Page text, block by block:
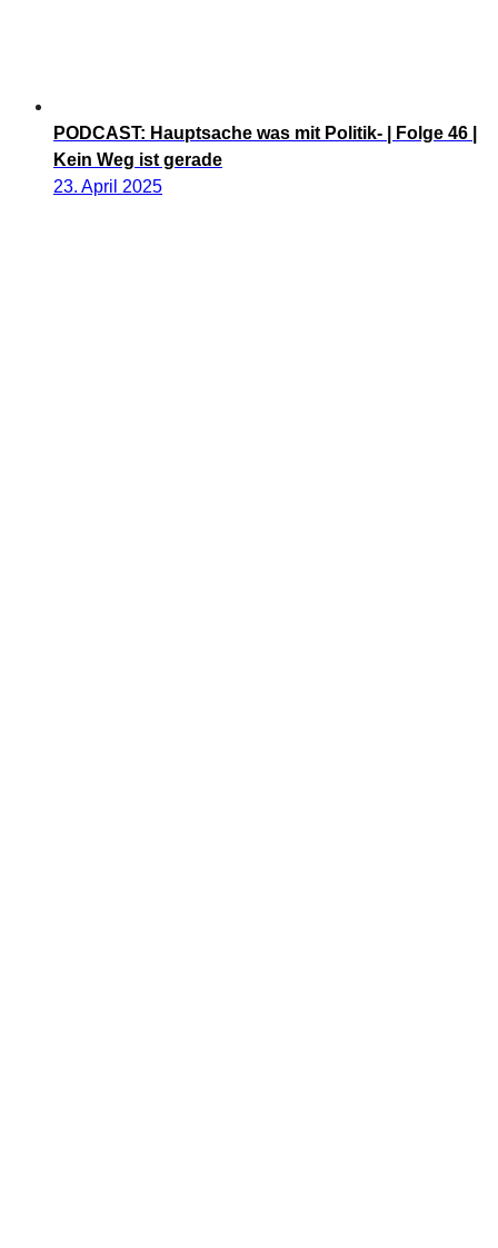
PODCAST: Hauptsache was mit Politik- | Folge 46 |
Kein Weg ist gerade
23. April 2025